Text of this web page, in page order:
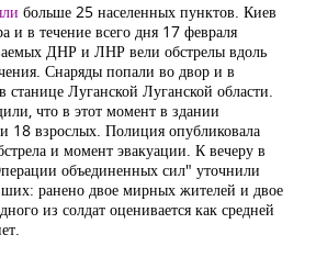
больше 25 населенных пунктов. Киев
и в течение всего дня 17 февраля
ДНР и ЛНР вели обстрелы вдоль
Снаряды попали во двор и в
станице Луганской Луганской области.
что в этот момент в здании
18 взрослых. Полиция опубликовала
и момент эвакуации. К вечеру в
объединенных сил" уточнили
ранено двое мирных жителей и двое
из солдат оценивается как средней